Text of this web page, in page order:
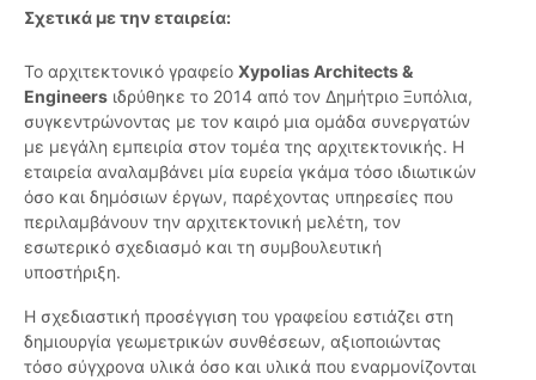
Σχετικά με την εταιρεία:
Το αρχιτεκτονικό γραφείο Xypolias Architects &
Engineers ιδρύθηκε το 2014 από τον Δημήτριο Ξυπόλια,
συγκεντρώνοντας με τον καιρό μια ομάδα συνεργατών
με μεγάλη εμπειρία στον τομέα της αρχιτεκτονικής. Η
εταιρεία αναλαμβάνει μία ευρεία γκάμα τόσο ιδιωτικών
όσο και δημόσιων έργων, παρέχοντας υπηρεσίες που
περιλαμβάνουν την αρχιτεκτονική μελέτη, τον
εσωτερικό σχεδιασμό και τη συμβουλευτική
υποστήριξη.
Η σχεδιαστική προσέγγιση του γραφείου εστιάζει στη
δημιουργία γεωμετρικών συνθέσεων, αξιοποιώντας
τόσο σύγχρονα υλικά όσο και υλικά που εναρμονίζονται